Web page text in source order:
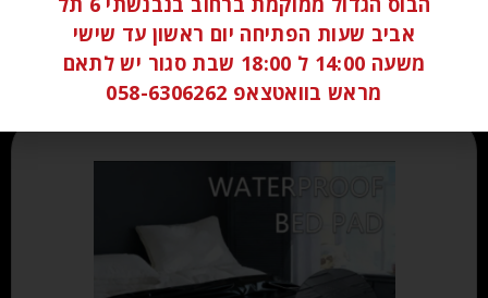
הוספה לסל
אביב שעות הפתיחה יום ראשון עד שישי
משעה 14:00 ל 18:00 שבת סגור יש לתאם
מראש בוואטצאפ 058-6306262